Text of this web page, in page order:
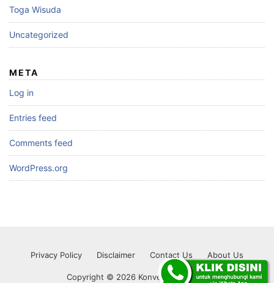
Toga Wisuda
Uncategorized
META
Log in
Entries feed
Comments feed
WordPress.org
Privacy Policy Disclaimer Contact Us About Us
Copyright © 2026 Konveksi Toko Abi